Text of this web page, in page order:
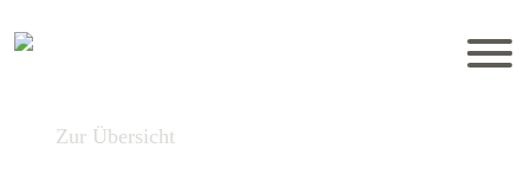
Zur Übersicht